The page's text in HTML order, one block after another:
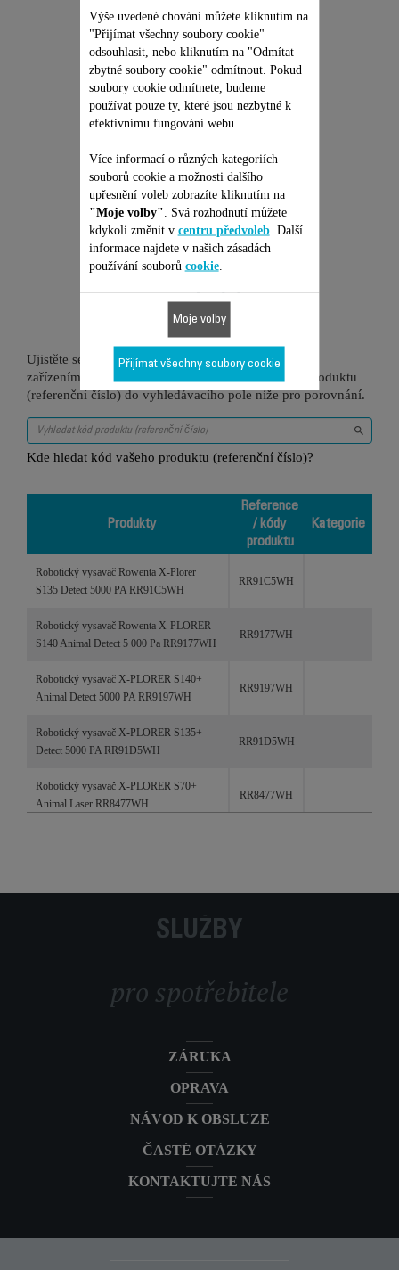
ROWENTA
Žádná cenová nabídka, žádné
překvapení & Prodloužení
záruky na 6 měsíců!
3 799,00 Kč
Přidat do nákupního košíku
Je vhodné pro 17
produktů
Ujistěte se, že je tato položka kompatibilní s vaším
zařízením/produktem. Zadejte prosím kód vašeho produktu
(referenční číslo) do vyhledávacího pole níže pro porovnání.
Kde hledat kód vašeho produktu (referenční číslo)?
Produkty
Reference
/ kódy
produktu
Kategorie
kódy
Robotický vysavač Rowenta X-Plorer
S135 Detect 5000 PA RR91C5WH
RR91C5WH
Robotický vysavač Rowenta X-PLORER
S140 Animal Detect 5 000 Pa RR9177WH
RR9177WH
Robotický vysavač X-PLORER S140+
Animal Detect 5000 PA RR9197WH
RR9197WH
Robotický vysavač X-PLORER S135+
Detect 5000 PA RR91D5WH
RR91D5WH
Robotický vysavač X-PLORER S70+
Animal Laser RR8477WH
RR8477WH
Robotický vysavač X-Plorer S75s Animal
Robotický vysavač X-PLORER S70+
Robotický vysavač X-Plorer S75s+ 365
4v1 Laser Auto Empty 2700Pa RR8589CE
SLUŽBY
pro spotřebitele
ZÁRUKA
OPRAVA
NÁVOD K OBSLUZE
ČASTÉ OTÁZKY
KONTAKTUJTE NÁS
Výše uvedené chování můžete kliknutím na
"Přijímat všechny soubory cookie"
odsouhlasit, nebo kliknutím na "Odmítat
zbytné soubory cookie" odmítnout. Pokud
soubory cookie odmítnete, budeme
používat pouze ty, které jsou nezbytné k
efektivnímu fungování webu.
Více informací o různých kategoriích
souborů cookie a možnosti dalšího
upřesnění voleb zobrazíte kliknutím na
"Moje volby" . Svá rozhodnutí můžete
kdykoli změnit v centru předvoleb. Další
informace najdete v našich zásadách
používání souborů cookie.
Moje volby
Přijímat všechny soubory cookie